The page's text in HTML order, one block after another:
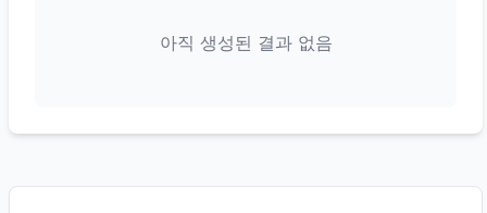
아직 생성된 결과 없음